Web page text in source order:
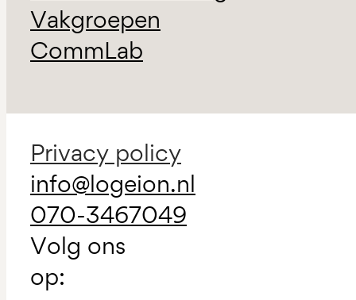
Vakgroepen
CommLab
Privacy policy
info@logeion.nl
070-3467049
Volg ons
op: